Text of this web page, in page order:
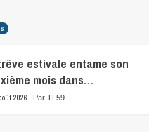
estivale entame son
mois dans…
2026 Par TL59